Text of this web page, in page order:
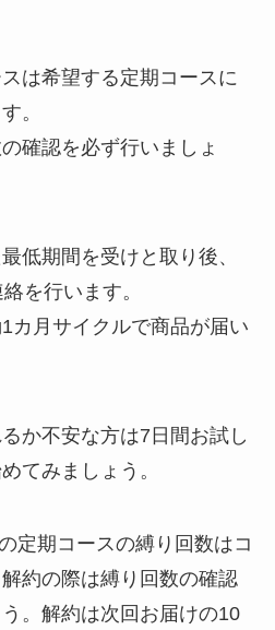
は希望する定期コースに
。
確認を必ず行いましょ
低期間を受けと取り後、
を行います。
カ月サイクルで商品が届い
か不安な方は7日間お試し
てみましょう。
定期コースの縛り回数はコ
約の際は縛り回数の確認
。解約は次回お届けの10